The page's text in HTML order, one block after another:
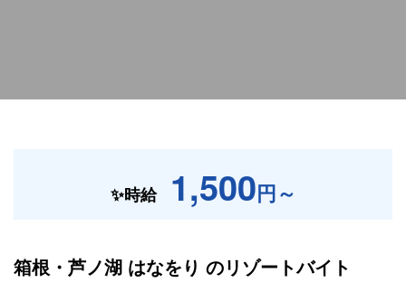
✨時給 1,500円～
箱根・芦ノ湖 はなをり のリゾートバイト